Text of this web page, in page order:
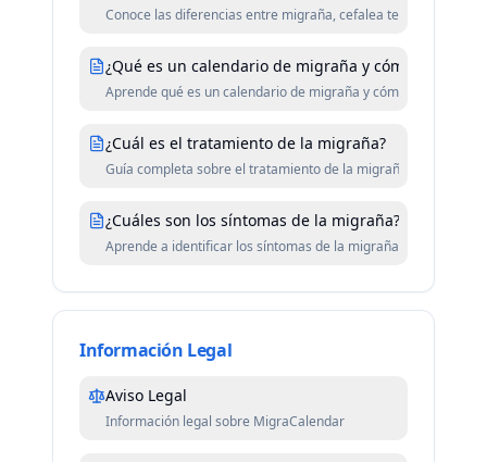
Conoce las diferencias entre migraña, cefalea tensional,
¿Qué es un calendario de migraña y cómo ayuda
Aprende qué es un calendario de migraña y cómo puede
¿Cuál es el tratamiento de la migraña?
Guía completa sobre el tratamiento de la migraña: opciones
¿Cuáles son los síntomas de la migraña?
Aprende a identificar los síntomas de la migraña y cuándo
Información Legal
Aviso Legal
Información legal sobre MigraCalendar